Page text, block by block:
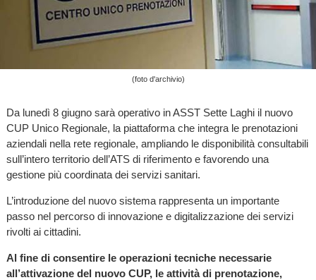
(foto d'archivio)
Da lunedì 8 giugno sarà operativo in ASST Sette Laghi il nuovo
CUP Unico Regionale, la piattaforma che integra le prenotazioni
aziendali nella rete regionale, ampliando le disponibilità consultabili
sull’intero territorio dell’ATS di riferimento e favorendo una
gestione più coordinata dei servizi sanitari.
L’introduzione del nuovo sistema rappresenta un importante
passo nel percorso di innovazione e digitalizzazione dei servizi
rivolti ai cittadini.
Al fine di consentire le operazioni tecniche necessarie
all’attivazione del nuovo CUP, le attività di prenotazione,